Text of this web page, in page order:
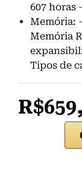
607 horas
Memória:
Memória
Tipos de